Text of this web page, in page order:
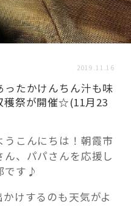
HAREL
活用事例
リノベ事例
2019.11.16
ったかけんちん汁も味
穫祭が開催☆(11月23
こんにちは！朝霞市
、パパさんを応援し
です♪
けするのも天気がよ